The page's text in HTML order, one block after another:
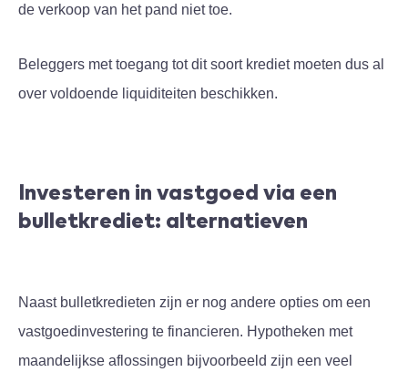
de verkoop van het pand niet toe.
Beleggers met toegang tot dit soort krediet moeten dus al
over voldoende liquiditeiten beschikken.
Investeren in vastgoed via een
bulletkrediet: alternatieven
Naast bulletkredieten zijn er nog andere opties om een
vastgoedinvestering te financieren. Hypotheken met
maandelijkse aflossingen bijvoorbeeld zijn een veel